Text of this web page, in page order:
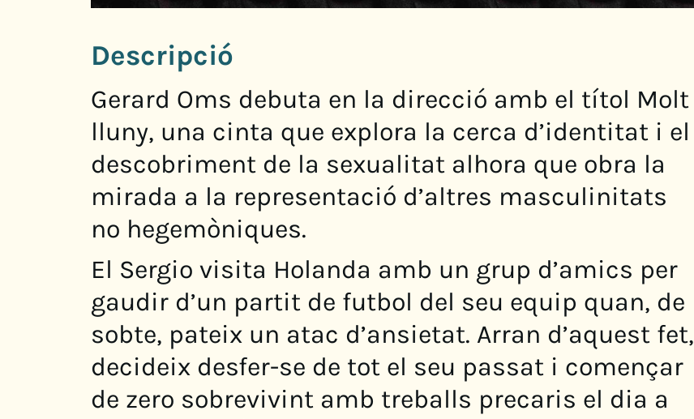
Descripció
Gerard Oms debuta en la direcció amb el títol Molt
lluny, una cinta que explora la cerca d’identitat i el
descobriment de la sexualitat alhora que obra la
mirada a la representació d’altres masculinitats
no hegemòniques.
El Sergio visita Holanda amb un grup d’amics per
gaudir d’un partit de futbol del seu equip quan, de
sobte, pateix un atac d’ansietat. Arran d’aquest fet,
decideix desfer-se de tot el seu passat i començar
de zero sobrevivint amb treballs precaris el dia a